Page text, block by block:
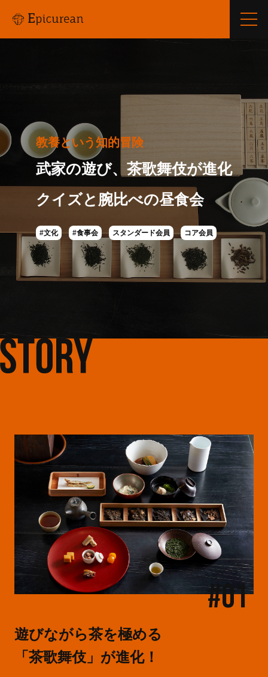
教養という知的冒険
武家の遊び、茶歌舞伎が進化
クイズと腕比べの昼食会
#文化 #食事会 スタンダード会員 コア会員
#01
遊びながら茶を極める
「茶歌舞伎」が進化！